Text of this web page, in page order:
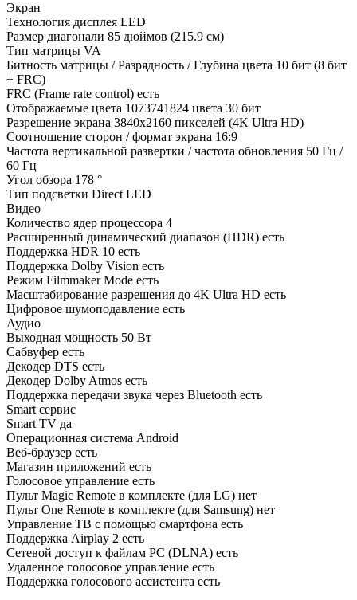
Экран
Технология дисплея LED
Размер диагонали 85 дюймов (215.9 см)
Тип матрицы VA
Битность матрицы / Разрядность / Глубина цвета 10 бит (8 бит
+ FRC)
FRC (Frame rate control) есть
Отображаемые цвета 1073741824 цвета 30 бит
Разрешение экрана 3840x2160 пикселей (4K Ultra HD)
Соотношение сторон / формат экрана 16:9
Частота вертикальной развертки / частота обновления 50 Гц /
60 Гц
Угол обзора 178 °
Тип подсветки Direct LED
Видео
Количество ядер процессора 4
Расширенный динамический диапазон (HDR) есть
Поддержка HDR 10 есть
Поддержка Dolby Vision есть
Режим Filmmaker Mode есть
Масштабирование разрешения до 4K Ultra HD есть
Цифровое шумоподавление есть
Аудио
Выходная мощность 50 Вт
Сабвуфер есть
Декодер DTS есть
Декодер Dolby Atmos есть
Поддержка передачи звука через Bluetooth есть
Smart сервис
Smart TV да
Операционная система Android
Веб-браузер есть
Магазин приложений есть
Голосовое управление есть
Пульт Magic Remote в комплекте (для LG) нет
Пульт One Remote в комплекте (для Samsung) нет
Управление ТВ с помощью смартфона есть
Поддержка Airplay 2 есть
Сетевой доступ к файлам PC (DLNA) есть
Удаленное голосовое управление есть
Поддержка голосового ассистента есть